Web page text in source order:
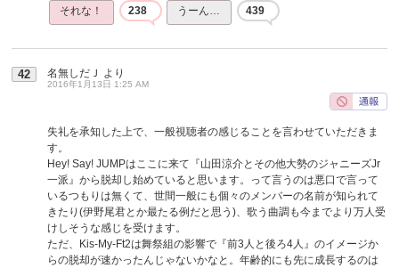
それな！ 238 うーん… 439
42 名無しだＪ より
2016年1月13日 1:25 AM
失礼を承知した上で、一般視聴者の感じることを言わせていただきま
す。
Hey! Say! JUMPはここに来て『山田涼介とその他大勢のジャニーズJr
一派』から脱却し始めていると思います。って言うのは悪口で言って
いるつもりは無くて、世間一般にも個々のメンバーの名前が知られて
きたり(伊野尾君とか最たる例だと思う)、歌う曲調も今までより万人受
けしそうな感じを受けます。
ただ、Kis-My-Ft2は舞祭組の影響で『前3人と後ろ4人』のイメージか
らの脱却が速かったんじゃないかなと。年齢的にも先に成長するのは